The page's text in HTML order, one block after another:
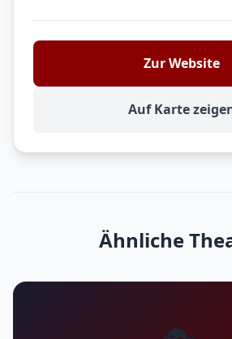
Zur Website
Auf Karte
Ähnliche